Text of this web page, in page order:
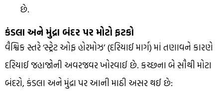
છે.
કંડલા અને મુંદ્રા બંદર પર મોટો ફટકો
વૈશ્વિક સ્તરે ‘સ્ટ્રેટ ઓફ હોરમોઝ’ (દરિયાઈ માર્ગ) માં તણાવને કારણે
દરિયાઈ જહાજોની અવરજવર ખોરવાઈ છે. કચ્છના બે સૌથી મોટા
બંદરો, કંડલા અને મુંદ્રા પર આની માઠી અસર થઈ છે: